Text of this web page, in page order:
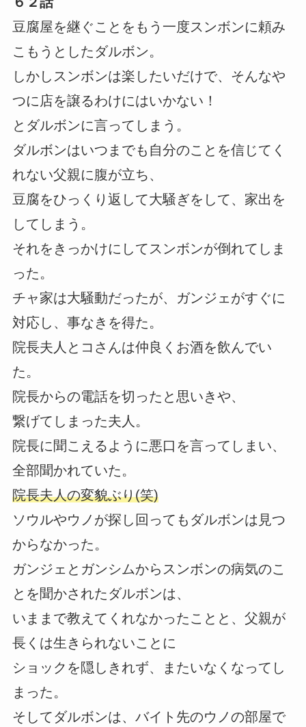
豆腐屋を継ぐことをもう一度スンボンに頼み
こもうとしたダルボン。
しかしスンボンは楽したいだけで、そんなや
つに店を譲るわけにはいかない！
とダルボンに言ってしまう。
ダルボンはいつまでも自分のことを信じてく
れない父親に腹が立ち、
豆腐をひっくり返して大騒ぎをして、家出を
してしまう。
それをきっかけにしてスンボンが倒れてしま
った。
チャ家は大騒動だったが、ガンジェがすぐに
対応し、事なきを得た。
院長夫人とコさんは仲良くお酒を飲んでい
た。
院長からの電話を切ったと思いきや、
繋げてしまった夫人。
院長に聞こえるように悪口を言ってしまい、
全部聞かれていた。
院長夫人の変貌ぶり(笑)
ソウルやウノが探し回ってもダルボンは見つ
からなかった。
ガンジェとガンシムからスンボンの病気のこ
とを聞かされたダルボンは、
いままで教えてくれなかったことと、父親が
長くは生きられないことに
ショックを隠しきれず、またいなくなってし
まった。
そしてダルボンは、バイト先のウノの部屋で